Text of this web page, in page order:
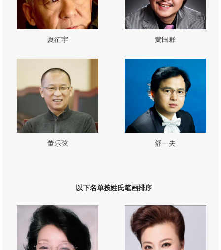
夏征宇 黄国群
董乐弦 舒一夫
以下名单按姓氏笔画排序